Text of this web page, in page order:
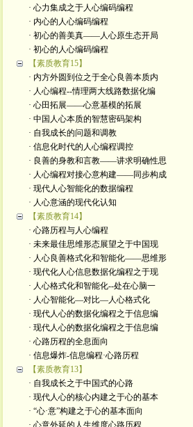
· 心力集成之于人心编码编程
· 内心的人心编码编程
· 初心的善美真——人心原生态开局
· 初心的人心编码编程
【素质教育15】
· 内方外圆到位之于全心良善本质内
· 人心编程--情理两大线路数据化编
· 心田拓展——心意基模的拓展
· 中国人心本质的智慧密码架构
· 自我成长的问题和调教
· 信息化时代的人心编程调控
· 良善的身教和言教——讲求明确性思
· 人心编程对接心意构建——同步构成
· 现代人心智能化的数据编程
· 人心意涵的现代化认知
【素质教育14】
· 心路历程与人心编程
· 未来最佳思维形态展望之于中国现
· 人心良善格式化和智能化——思维形
· 现代化人心信息数据化编程之于现
· 人心格式化和智能化--处在心脑一
· 人心智能化—对比—人心格式化
· 现代人心的数据化编程之于信息编
· 现代人心的数据化编程之于信息编
· 心路历程的全息面向
· 信息爆炸-信息编程·心路历程
【素质教育13】
· 自我成长之于中国式的心路
· 现代人心的核心内建之于心的基本
· “心·意”构建之于心的基本面向
· 心意外延的人生维度心路历程